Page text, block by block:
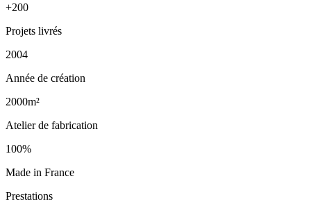
+200
Projets livrés
2004
Année de création
2000m²
Atelier de fabrication
100%
Made in France
Prestations